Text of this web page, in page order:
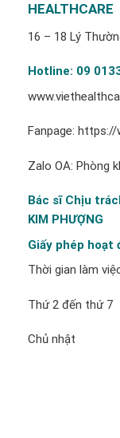
HEALTHCARE
16 – 18 Lý
Hotline: 09
Fanpage:
Zalo OA: Phòng
Bác sĩ Chịu
KIM PHƯỢNG
Giấy phép hoạt
Thời gian làm
Thứ 2 đến thứ
Chủ nhật từ